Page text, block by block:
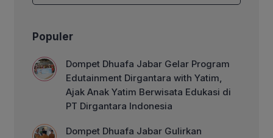
Populer
Dompet Dhuafa Jabar Gelar Program
Edutainment Dirgantara with Yatim,
Ajak Anak Yatim Berwisata Edukasi di
PT Dirgantara Indonesia
Dompet Dhuafa Jabar Gulirkan